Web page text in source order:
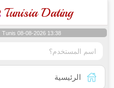
Tunisia Dating
Tunis 08-08-2026 13:38
الرئيسية